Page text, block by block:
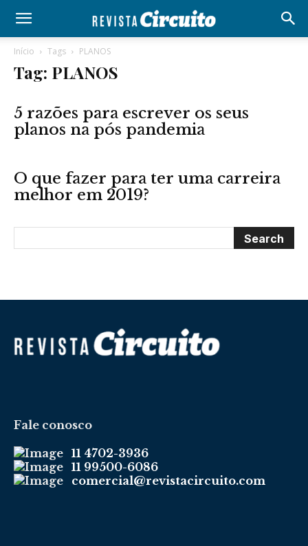
Início Tags PLANOS
Tag: PLANOS
5 razões para escrever os seus
planos na pós pandemia
O que fazer para ter uma carreira
melhor em 2019?
Fale conosco
11 4702-3936
11 99500-6086
comercial@revistacircuito.com